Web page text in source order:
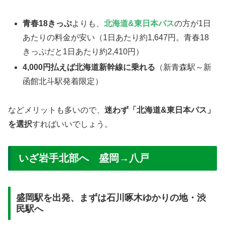
青春18きっぷよりも、北海道&東日本パスの方が1日
あたりの料金が安い（1日あたり約1,647円。青春18
きっぷだと1日あたり約2,410円）
4,000円払えば北海道新幹線に乗れる （新青森駅～新
函館北斗駅発着限定）
などメリットも多いので、 迷わず「北海道&東日本パス」
を選択すればいいでしょう。
いざ岩手北部へ 盛岡→八戸
盛岡駅を出発、まずは石川啄木ゆかりの地・渋
民駅へ